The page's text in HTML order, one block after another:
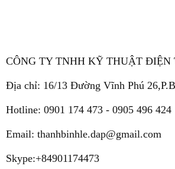
CÔNG TY TNHH KỸ THUẬT ĐIỆN
Địa chỉ: 16/13 Đường Vĩnh Phú
Hotline: 0901 174 473 - 0905 496 424
Email: thanhbinhle.dap@gmail.com
Skype:+84901174473